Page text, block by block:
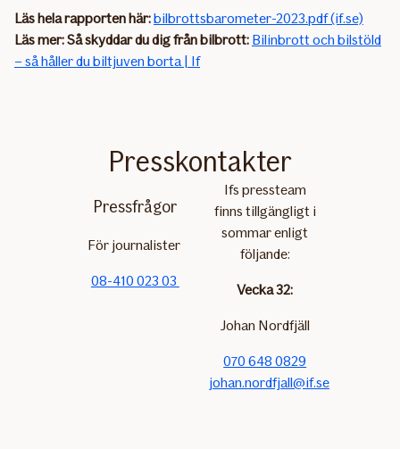
Läs hela rapporten här:bilbrottsbarometer-2023.pdf (if.se)
Läs mer: Så skyddar du dig från bilbrott: Bilinbrott och bilstöld
– så håller du biltjuven borta | If
Presskontakter
Pressfrågor
För journalister
08-410 023 03
Ifs pressteam
finns tillgängligt i
sommar enligt
följande:
Vecka 32:
Johan Nordfjäll
070 648 0829
johan.nordfjall@if.se